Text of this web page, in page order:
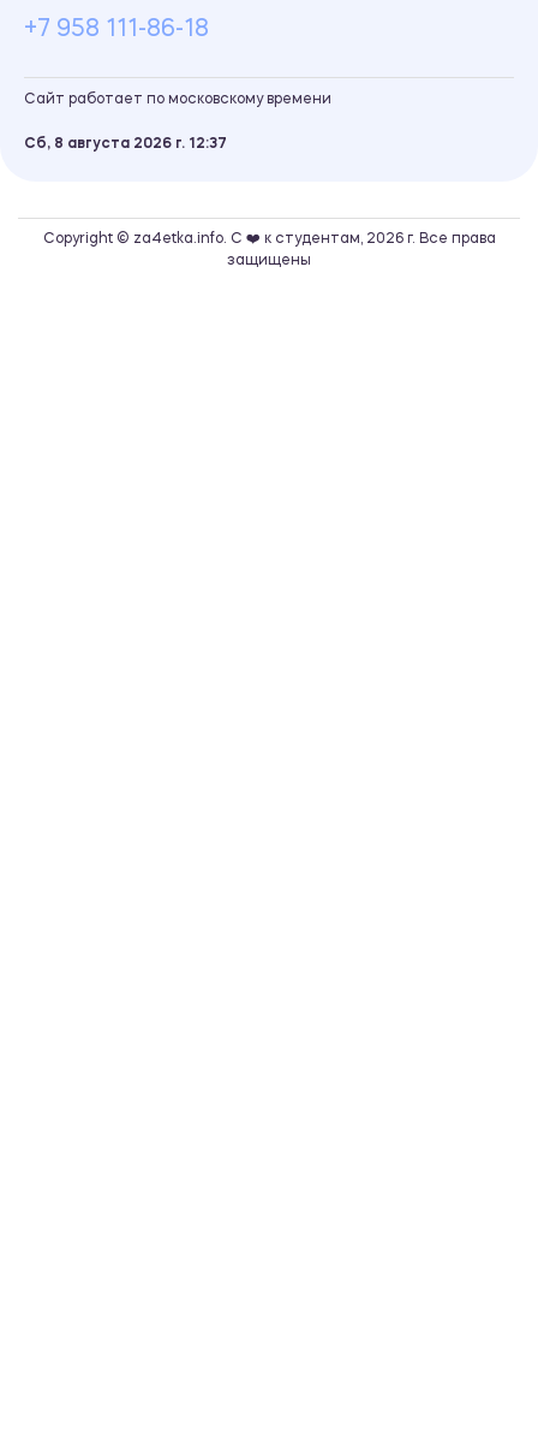
+7 958 111-86-18
Сайт работает по московскому времени
Сб, 8 августа 2026 г. 12 37
Copyright © za4etka.info. С ❤️ к студентам, 2026 г. Все права
защищены